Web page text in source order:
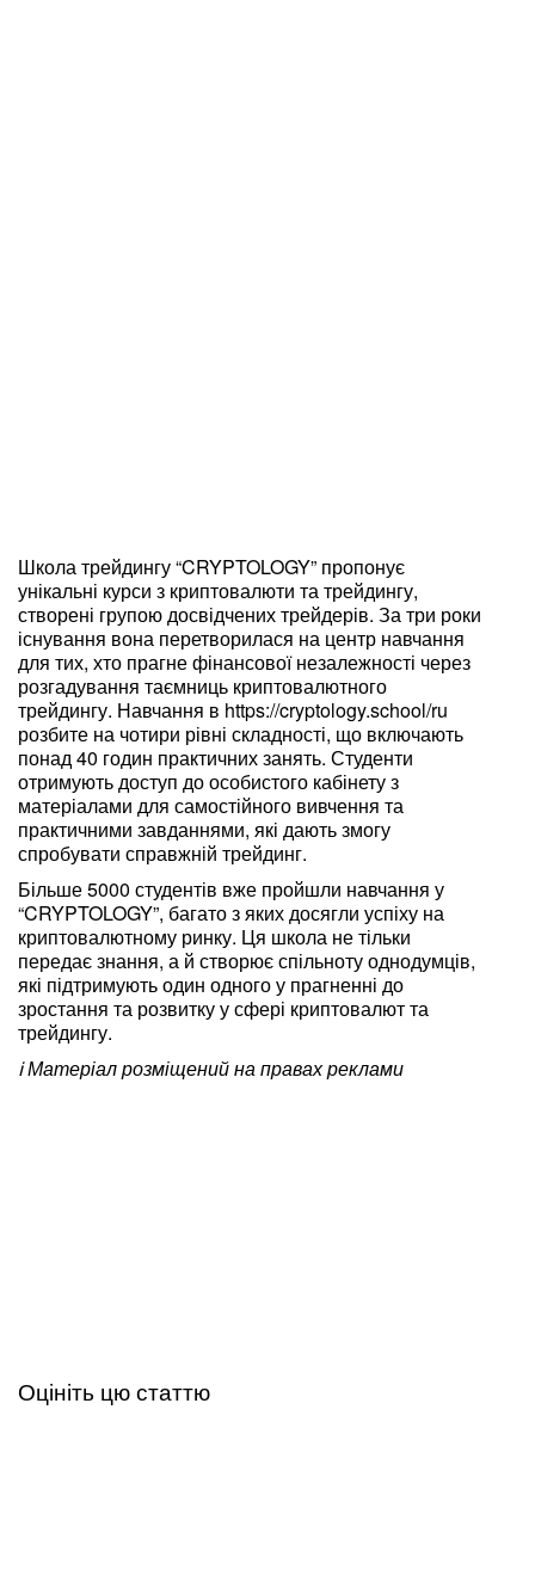
Школа трейдингу “CRYPTOLOGY” пропонує
унікальні курси з криптовалюти та трейдингу,
створені групою досвідчених трейдерів. За три роки
існування вона перетворилася на центр навчання
для тих, хто прагне фінансової незалежності через
розгадування таємниць криптовалютного
трейдингу. Навчання в https://cryptology.school/ru
розбите на чотири рівні складності, що включають
понад 40 годин практичних занять. Студенти
отримують доступ до особистого кабінету з
матеріалами для самостійного вивчення та
практичними завданнями, які дають змогу
спробувати справжній трейдинг.
Більше 5000 студентів вже пройшли навчання у
“CRYPTOLOGY”, багато з яких досягли успіху на
криптовалютному ринку. Ця школа не тільки
передає знання, а й створює спільноту однодумців,
які підтримують один одного у прагненні до
зростання та розвитку у сфері криптовалют та
трейдингу.
ℹ️ Матеріал розміщений на правах реклами
Оцініть цю статтю